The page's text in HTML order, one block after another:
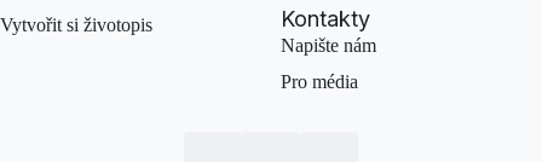
Vytvořit si životopis
Kontakty
Napište nám
Pro média